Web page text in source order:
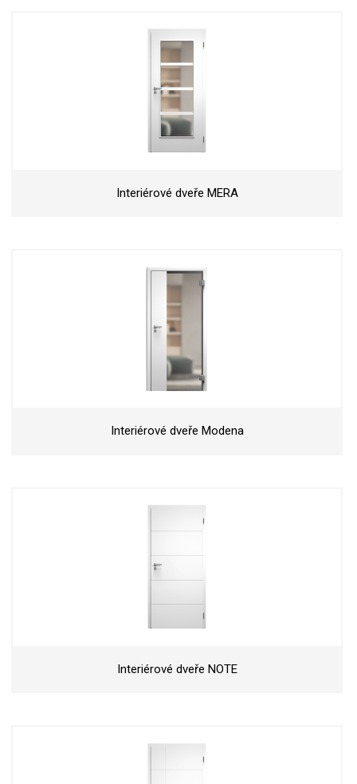
Interiérové dveře MERA
Interiérové dveře Modena
Interiérové dveře NOTE